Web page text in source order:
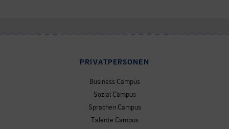
PRIVATPERSONEN
Business Campus
Sozial Campus
Sprachen Campus
Talente Campus